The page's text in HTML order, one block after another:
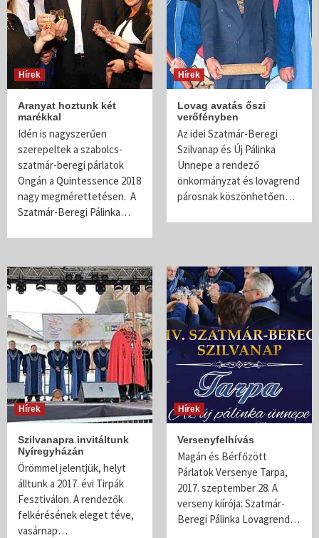
Hírek
Aranyat hoztunk két
marékkal
Idén is nagyszerűen
szerepeltek a szabolcs-
szatmár-beregi párlatok
Ongán a Quintessence 2018
nagy megmérettetésen. A
Szatmár-Beregi Pálinka…
Hírek
Lovag avatás őszi
verőfényben
Az idei Szatmár-Beregi
Szilvanap és Új Pálinka
Ünnepe a rendező
önkormányzat és lovagrend
párosnak köszönhetően…
Hírek
Szilvanapra invitáltunk
Nyíregyházán
Örömmel jelentjük, helyt
álltunk a 2017. évi Tirpák
Fesztiválon. A rendezők
felkérésének eleget téve,
vasárnap…
Hírek
Versenyfelhívás
Magán és Bérfőzött
Párlatok Versenye Tarpa,
2017. szeptember 28. A
verseny kiírója: Szatmár-
Beregi Pálinka Lovagrend…